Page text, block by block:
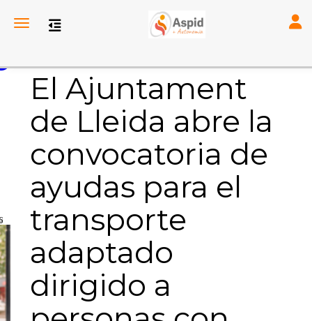
Toggle navigation
El Ajuntament
de Lleida abre la
convocatoria de
ayudas para el
transporte
adaptado
dirigido a